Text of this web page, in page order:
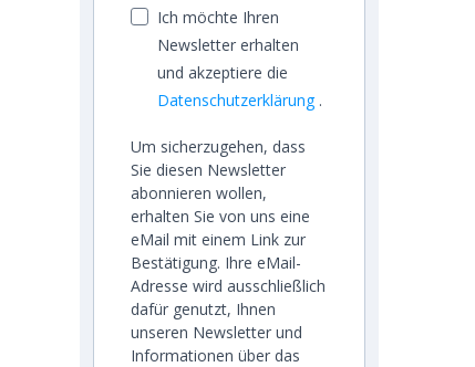
Ich möchte Ihren
Newsletter erhalten
und akzeptiere die
Datenschutzerklärung.
Um sicherzugehen, dass
Sie diesen Newsletter
abonnieren wollen,
erhalten Sie von uns eine
eMail mit einem Link zur
Bestätigung. Ihre eMail-
Adresse wird ausschließlich
dafür genutzt, Ihnen
unseren Newsletter und
Informationen über das